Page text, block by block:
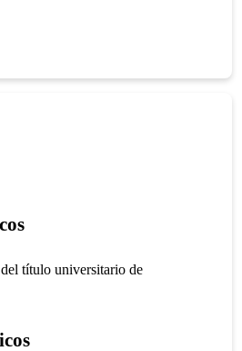
título universitario de